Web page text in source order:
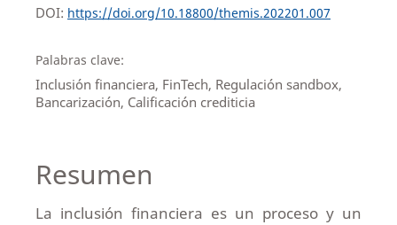
DOI: https://doi.org/10.18800/themis.202201.007
Palabras clave:
Inclusión financiera, FinTech, Regulación sandbox,
Bancarización, Calificación crediticia
Resumen
La inclusión financiera es un proceso y un